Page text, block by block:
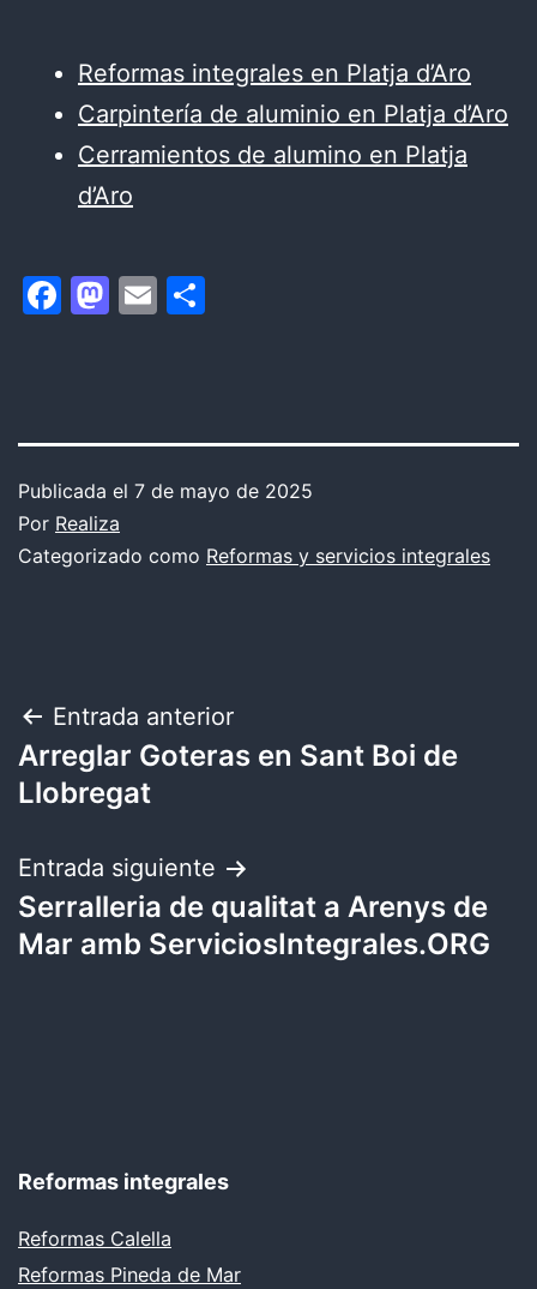
Reformas integrales en Platja d’Aro
Carpintería de aluminio en Platja d’Aro
Cerramientos de alumino en Platja
d’Aro
Facebook
Mastodon
Email
Publicada el 7 de mayo de 2025
Por Realiza
Categorizado como Reformas y servicios integrales
Navegación
de
entradas
Entrada anterior
Arreglar Goteras en Sant Boi de
Llobregat
Entrada siguiente
Serralleria de qualitat a Arenys de
Mar amb ServiciosIntegrales.ORG
Reformas integrales
Reformas Calella
Reformas Pineda de Mar